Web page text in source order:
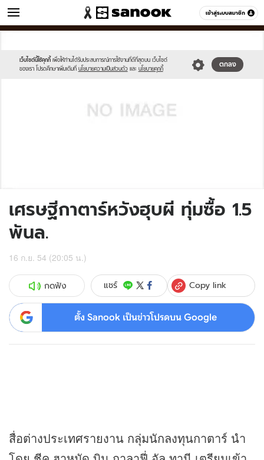
เข้าสู่ระบบสมาชิก
ข่าว หมวดอื่นๆ
เว็บไซต์นี้ใช้คุกกี้ เพื่อให้ท่านได้รับประสบการณ์การใช้งานที่ดีที่สุดบน เว็บไซต์
ของเรา โปรดศึกษาเพิ่มเติมที่ นโยบายความเป็นส่วนตัว และ นโยบายคุกกี้
ตกลง
sanook.png
image.jpg
เศรษฐีกาตาร์หวังฮุบผี ทุ่มซื้อ 1.5
พันล.
16 ก.ย. 54 (20:05 น.)
กดฟัง แชร์ Copy link
ตั้ง Sanook เป็นข่าวโปรดบน Google
สื่อต่างประเทศรายงาน กลุ่มนักลงทุนกาตาร์ นำ